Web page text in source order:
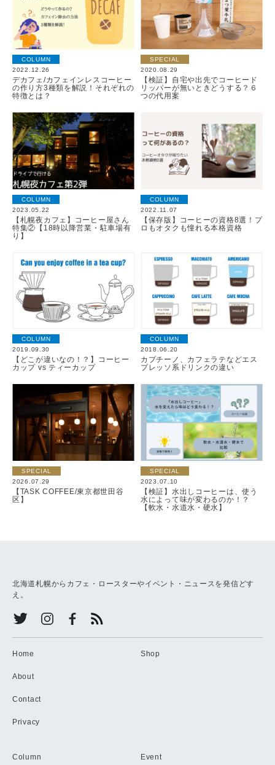
COLUMN
2022.12.26
デカフェ/カフェインレスコーヒー
の作り方3種類を解説！それぞれの
特徴とは？
SPECIAL
2020.08.29
【検証】自宅や出先でコーヒード
リッパーが無いときどうする？６
つの代用案
COLUMN
2023.05.22
【札幌夜カフェ】コーヒー屋さん
特集②【18時以降営業・駐車場有
り】
COLUMN
2022.11.07
【保存版】コーヒーの資格8選！プ
ロもオタクも憧れる本格資格
COLUMN
2019.09.30
【どこが違いなの！？】コーヒー
カップ vs ティーカップ
COLUMN
2018.06.20
カプチーノ、カフェラテなどエス
プレッソ系ドリンクの違い
SPECIAL
2026.07.29
【TASK COFFEE/東京都世田谷
区】
SPECIAL
2023.07.10
【検証】水出しコーヒーは、使う
水によって味が変わるのか！？
【軟水・水道水・硬水】
北海道札幌からカフェ・ロースターやイベント・ニュースを発信どす
え。
Home
About
Contact
Privacy
Shop
Column Event